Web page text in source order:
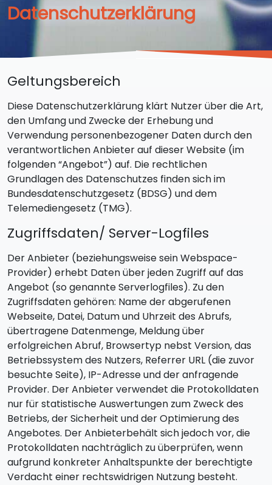
Datenschutzerklärung
Geltungsbereich
Diese Datenschutzerklärung klärt Nutzer über die Art,
den Umfang und Zwecke der Erhebung und
Verwendung personenbezogener Daten durch den
verantwortlichen Anbieter auf dieser Website (im
folgenden “Angebot”) auf. Die rechtlichen
Grundlagen des Datenschutzes finden sich im
Bundesdatenschutzgesetz (BDSG) und dem
Telemediengesetz (TMG).
Zugriffsdaten/ Server-Logfiles
Der Anbieter (beziehungsweise sein Webspace-
Provider) erhebt Daten über jeden Zugriff auf das
Angebot (so genannte Serverlogfiles). Zu den
Zugriffsdaten gehören: Name der abgerufenen
Webseite, Datei, Datum und Uhrzeit des Abrufs,
übertragene Datenmenge, Meldung über
erfolgreichen Abruf, Browsertyp nebst Version, das
Betriebssystem des Nutzers, Referrer URL (die zuvor
besuchte Seite), IP-Adresse und der anfragende
Provider. Der Anbieter verwendet die Protokolldaten
nur für statistische Auswertungen zum Zweck des
Betriebs, der Sicherheit und der Optimierung des
Angebotes. Der Anbieterbehält sich jedoch vor, die
Protokolldaten nachträglich zu überprüfen, wenn
aufgrund konkreter Anhaltspunkte der berechtigte
Verdacht einer rechtswidrigen Nutzung besteht.